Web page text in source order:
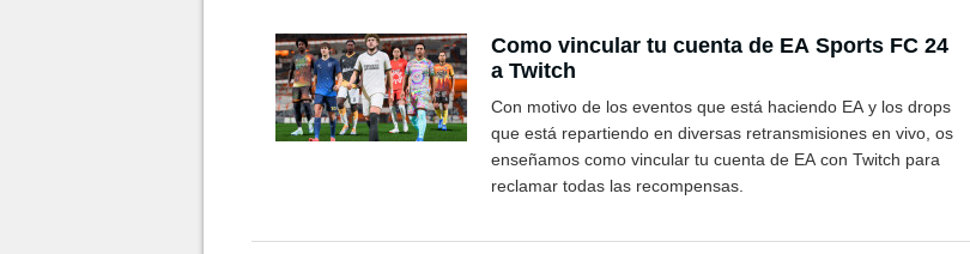
Como vincular tu cuenta de EA Sports FC 24
a Twitch
Con motivo de los eventos que está haciendo EA y los drops
que está repartiendo en diversas retransmisiones en vivo, os
enseñamos como vincular tu cuenta de EA con Twitch para
reclamar todas las recompensas.